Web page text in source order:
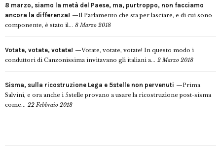
8 marzo, siamo la metà del Paese, ma, purtroppo, non facciamo
ancora la differenza!
Il Parlamento che sta per lasciare, e di cui sono
componente, è stato il... 8 Marzo 2018
Votate, votate, votate!
Votate, votate, votate! In questo modo i
conduttori di Canzonissima invitavano gli italiani a... 2 Marzo 2018
Sisma, sulla ricostruzione Lega e 5stelle non pervenuti
Prima
Salvini, e ora anche i 5stelle provano a usare la ricostruzione post-sisma
come... 22 Febbraio 2018